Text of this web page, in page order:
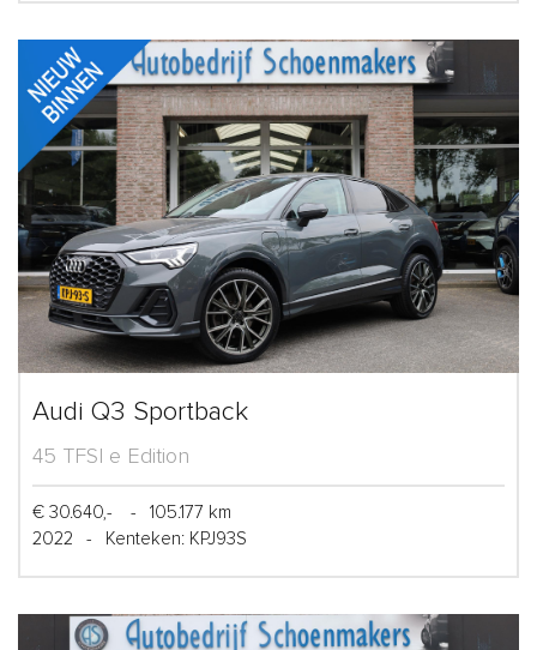
Audi Q3 Sportback
45 TFSI e Edition
€ 30.640,- -
105.177 km
2022
- Kenteken: KPJ93S